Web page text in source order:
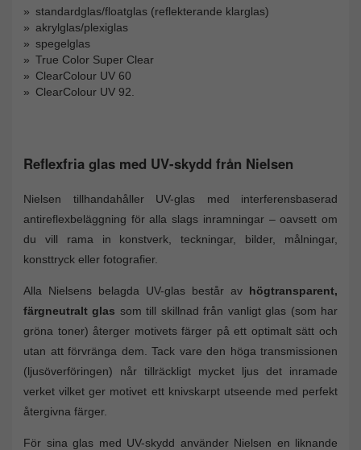
standardglas/floatglas (reflekterande klarglas)
akrylglas/plexiglas
spegelglas
True Color Super Clear
ClearColour UV 60
ClearColour UV 92.
Reflexfria glas med UV-skydd från Nielsen
Nielsen tillhandahåller UV-glas med interferensbaserad
antireflexbeläggning för alla slags inramningar – oavsett om
du vill rama in konstverk, teckningar, bilder, målningar,
konsttryck eller fotografier.
Alla Nielsens belagda UV-glas består av högtransparent,
färgneutralt glas som till skillnad från vanligt glas (som har
gröna toner) återger motivets färger på ett optimalt sätt och
utan att förvränga dem. Tack vare den höga transmissionen
(ljusöverföringen) når tillräckligt mycket ljus det inramade
verket vilket ger motivet ett knivskarpt utseende med perfekt
återgivna färger.
För sina glas med UV-skydd använder Nielsen en liknande